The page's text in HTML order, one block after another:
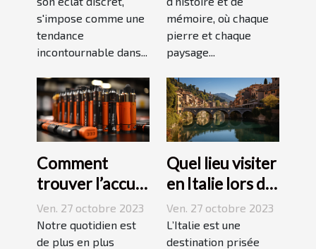
s'impose comme une
tendance
incontournable dans...
mémoire, où chaque
pierre et chaque
paysage...
Comment
trouver l’accu
idéal pour sa e-
cigarette ?
Ven. 27 octobre 2023
Notre quotidien est
de plus en plus
Quel lieu visiter
en Italie lors de
vos vacances ?
Ven. 27 octobre 2023
L’Italie est une
destination prisée